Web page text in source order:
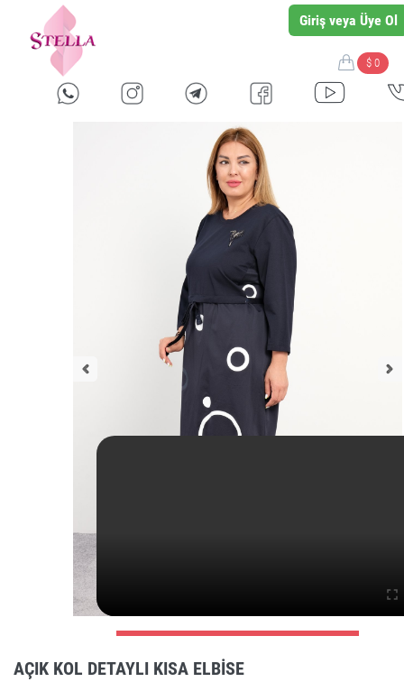
Giriş veya Üye Ol
$ 0
AÇIK KOL DETAYLI KISA ELBISE